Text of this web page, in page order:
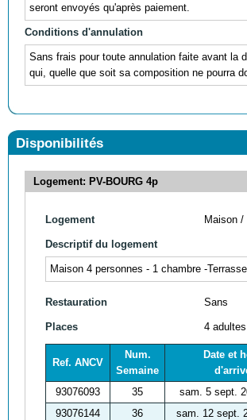
seront envoyés qu'après paiement.
Conditions d'annulation
Sans frais pour toute annulation faite avant la
qui, quelle que soit sa composition ne pourra
Disponibilités
Logement: PV-BOURG 4p
Logement Maison /
Descriptif du logement
Maison 4 personnes - 1 chambre -
Restauration Sans
Places 4 adultes
Ref. ANCV
Num.
Semaine
Date et
93076093
35 sam. 5 sept.
93076144
36 sam. 12 sept.